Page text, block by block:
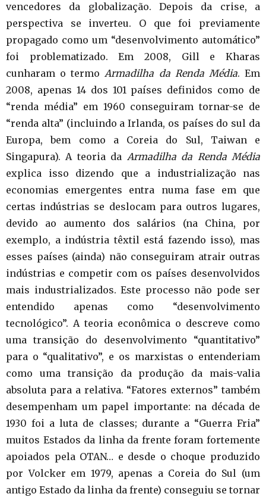
vencedores da globalização. Depois da crise, a
perspectiva se inverteu. O que foi previamente
propagado como um “desenvolvimento automático”
foi problematizado. Em 2008, Gill e Kharas
cunharam o termoArmadilha da Renda Média. Em
2008, apenas 14 dos 101 países definidos como de
“renda média” em 1960 conseguiram tornar-se de
“renda alta” (incluindo a Irlanda, os países do sul da
Europa, bem como a Coreia do Sul, Taiwan e
Singapura). A teoria da Armadilha da Renda Média
explica isso dizendo que a industrialização nas
economias emergentes entra numa fase em que
certas indústrias se deslocam para outros lugares,
devido ao aumento dos salários (na China, por
exemplo, a indústria têxtil está fazendo isso), mas
esses países (ainda) não conseguiram atrair outras
indústrias e competir com os países desenvolvidos
mais industrializados. Este processo não pode ser
entendido apenas como “desenvolvimento
tecnológico”. A teoria econômica o descreve como
uma transição do desenvolvimento “quantitativo”
para o “qualitativo”, e os marxistas o entenderiam
como uma transição da produção da mais-valia
absoluta para a relativa. “Fatores externos” também
desempenham um papel importante: na década de
1930 foi a luta de classes; durante a “Guerra Fria”
muitos Estados da linha da frente foram fortemente
apoiados pela OTAN… e desde o choque produzido
por Volcker em 1979, apenas a Coreia do Sul (um
antigo Estado da linha da frente) conseguiu se tornar